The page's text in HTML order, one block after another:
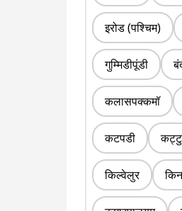
इरोड (पश्चिम)
गुम्मिडीपूंडी
कलासपक्कमॉ
कटपडी
किल्वेलुर